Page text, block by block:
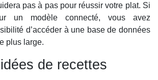
pas à pas pour réussir votre plat. Si
un modèle connecté, vous avez
d’accéder à une base de données
plus large.
de recettes